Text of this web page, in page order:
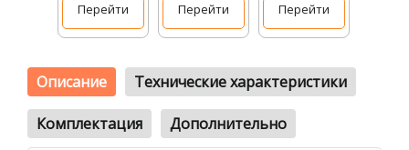
Перейти Перейти Перейти
Описание Технические характеристики
Комплектация Дополнительно